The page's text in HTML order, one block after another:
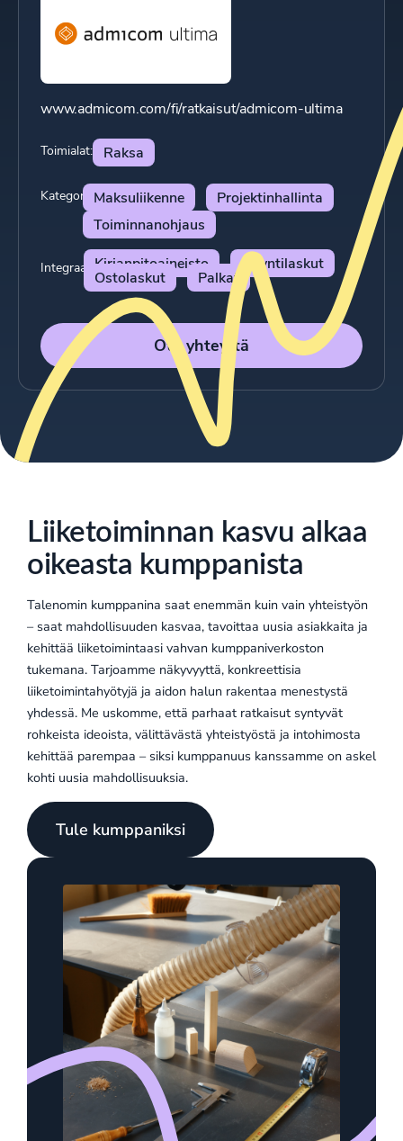
www.admicom.com/fi/ratkaisut/admicom-ultima
Toimialat: Raksa
Kategoriat:Maksuliikenne
Projektinhallinta
Toiminnanohjaus
Integraatiot:Kirjanpitoaineisto Myyntilaskut
Ostolaskut Palkat
Ota yhteyttä
Liiketoiminnan kasvu alkaa
oikeasta kumppanista
Talenomin kumppanina saat enemmän kuin vain yhteistyön
– saat mahdollisuuden kasvaa, tavoittaa uusia asiakkaita ja
kehittää liiketoimintaasi vahvan kumppaniverkoston
tukemana. Tarjoamme näkyvyyttä, konkreettisia
liiketoimintahyötyjä ja aidon halun rakentaa menestystä
yhdessä. Me uskomme, että parhaat ratkaisut syntyvät
rohkeista ideoista, välittävästä yhteistyöstä ja intohimosta
kehittää parempaa – siksi kumppanuus kanssamme on askel
kohti uusia mahdollisuuksia.
Tule kumppaniksi